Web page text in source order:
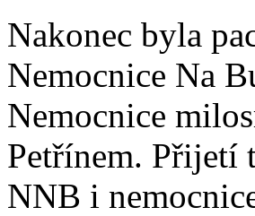
Nakonec byla
Nemocnice Na
Nemocnice
Petřínem. Přijetí
NNB i